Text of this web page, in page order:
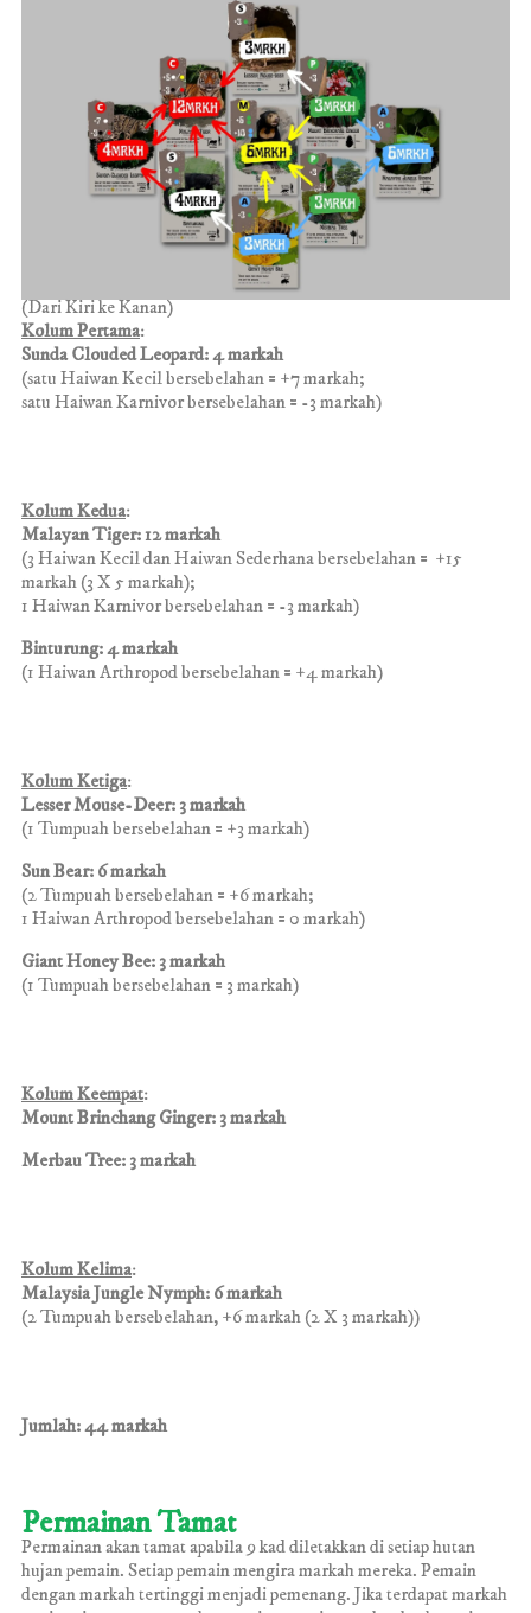
(Dari Kiri ke Kanan)
Kolum Pertama:
Sunda Clouded Leopard:4 markah
(satu Haiwan Kecil bersebelahan = +7 markah;
satu Haiwan Karnivor bersebelahan = -3 markah)
Kolum Kedua:
Malayan Tiger: 12 markah
(3 Haiwan Kecil dan Haiwan Sederhana bersebelahan = +15
markah (3 X 5 markah);
1 Haiwan Karnivor bersebelahan = -3 markah)
Binturung: 4 markah
(1 Haiwan Arthropodbersebelahan = +4 markah)
Kolum Ketiga:
Lesser Mouse-Deer: 3 markah
(1 Tumpuah bersebelahan = +3 markah)
Sun Bear: 6 markah
(2Tumpuah bersebelahan = +6 markah;
1 Haiwan Arthropodbersebelahan = 0 markah)
Giant Honey Bee: 3 markah
(1 Tumpuah bersebelahan = 3 markah)
Kolum Keempat:
Mount Brinchang Ginger: 3 markah
Merbau Tree: 3 markah
Kolum Kelima:
Malaysia Jungle Nymph: 6 markah
(2Tumpuah bersebelahan, +6 markah (2 X 3 markah))
Jumlah: 44 markah
Permainan Tamat
Permainan akan tamat apabila 9 kad diletakkan di setiap hutan
hujan pemain. Setiap pemain mengira markah mereka. Pemain
dengan markah tertinggi menjadi pemenang. Jika terdapat markah